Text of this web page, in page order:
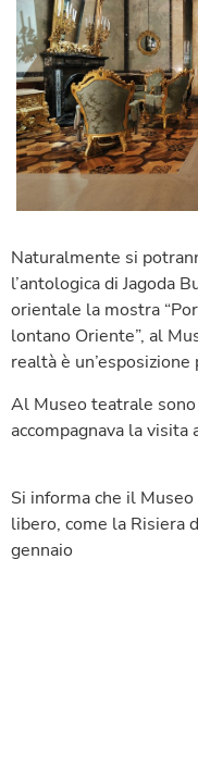
Naturalmente si
l’antologica di Jagoda
orientale la mostra
lontano Oriente”, al
realtà è
Al Museo teatrale
accompagnava la
Si informa che il
libero, come la Risiera
gennaio